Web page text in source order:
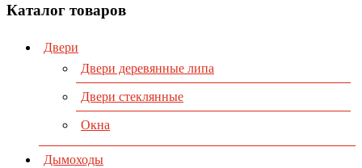
Каталог товаров
Двери
Двери деревянные липа
Двери стеклянные
Окна
Дымоходы